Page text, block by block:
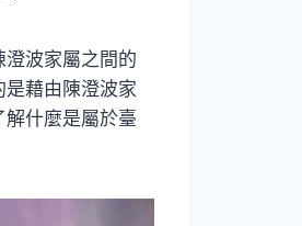
波家屬之間的
藉由陳澄波家
什麼是屬於臺